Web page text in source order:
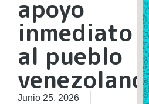
apoyo
inmediato
al pueblo
venezolano
Junio 25, 2026